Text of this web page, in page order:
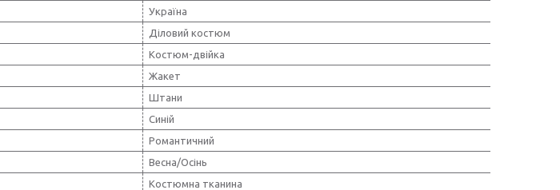
Україна
Діловий костюм
Костюм-двійка
Жакет
Штани
Синій
Романтичний
Весна/Осінь
Костюмна тканина